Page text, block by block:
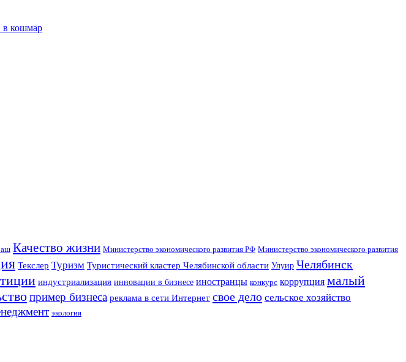
в кошмар
Качество жизни Министерство экономического развития РФ Министерство экономического развития
Текслер Туризм Туристический кластер Челябинской области Улуир Челябинск
индустриализация инновации в бизнесе иностранцы конкурс коррупция малый
пример бизнеса реклама в сети Интернет свое дело сельское хозяйство
экология